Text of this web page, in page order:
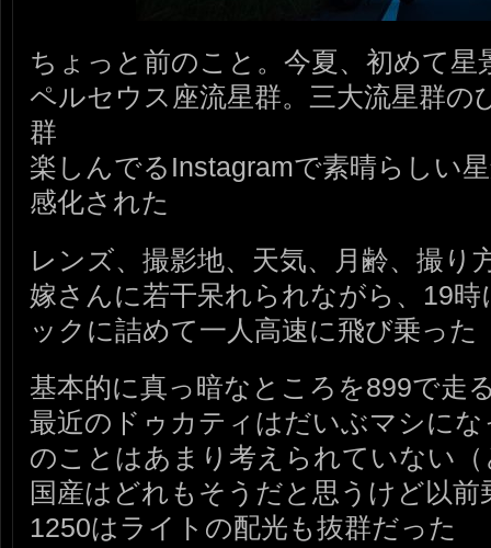
ちょっと前のこと。今夏、初めて星
ペルセウス座流星群。三大流星群の
群
楽しんでるInstagramで素晴らしい
感化された
レンズ、撮影地、天気、月齢、撮り
嫁さんに若干呆れられながら、19
ックに詰めて一人高速に飛び乗った
基本的に真っ暗なところを899で走
最近のドゥカティはだいぶマシに
のことはあまり考えられていない（
国産はどれもそうだと思うけど以
1250はライトの配光も抜群だった